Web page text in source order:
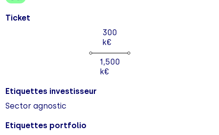
Ticket
300
k€
1,500
k€
Etiquettes investisseur
Sector agnostic
Etiquettes portfolio